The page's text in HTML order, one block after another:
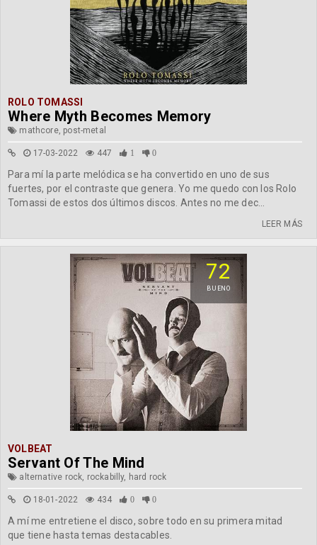
ROLO TOMASSI
Where Myth Becomes Memory
mathcore, post-metal
17-03-2022 447 1 0
Para mí la parte melódica se ha convertido en uno de sus
fuertes, por el contraste que genera. Yo me quedo con los Rolo
Tomassi de estos dos últimos discos. Antes no me dec...
LEER MÁS
72
BUENO
VOLBEAT
Servant Of The Mind
alternative rock, rockabilly, hard rock
18-01-2022 434 0 0
A mí me entretiene el disco, sobre todo en su primera mitad
que tiene hasta temas destacables.